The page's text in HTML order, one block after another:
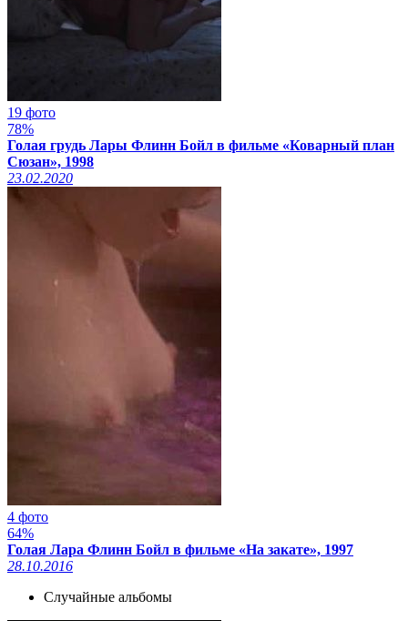
19 фото
78%
Голая грудь Лары Флинн Бойл в фильме «Коварный план
Сюзан», 1998
23.02.2020
4 фото
64%
Голая Лара Флинн Бойл в фильме «На закате», 1997
28.10.2016
Случайные альбомы